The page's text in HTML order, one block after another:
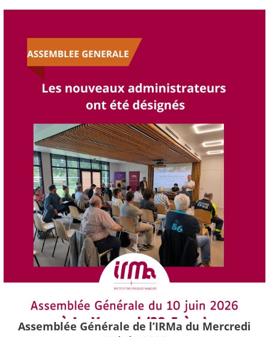
Assemblée Générale de l’IRMa du Mercredi